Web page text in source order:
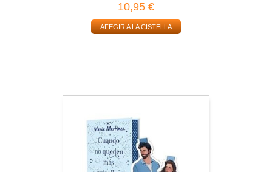
10,95 €
AFEGIR A LA CISTELLA